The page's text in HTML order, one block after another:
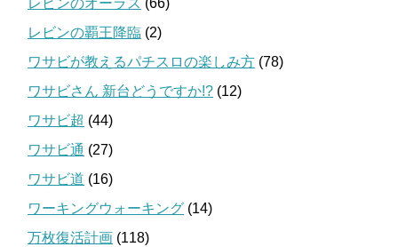
レビンのオーラス (66)
レビンの覇王降臨 (2)
ワサビが教えるパチスロの楽しみ方 (78)
ワサビさん 新台どうですか!? (12)
ワサビ超 (44)
ワサビ通 (27)
ワサビ道 (16)
ワーキングウォーキング (14)
万枚復活計画 (118)